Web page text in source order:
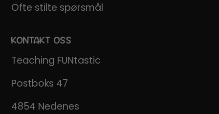
Ofte stilte spørsmål
KONTAKT OSS
Teaching FUNtastic
Postboks 47
4854 Nedenes